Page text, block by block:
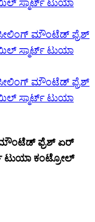
ಮೌಂಟೆಡ್ ಫ್ರೆಶ್ ಏರ್
ಟುಯಾ ಕಂಟ್ರೋಲ್